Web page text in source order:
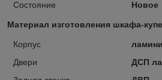
Состояние
Новое
Материал изготовления шкафа-купе
Корпус
Двери
ДСП